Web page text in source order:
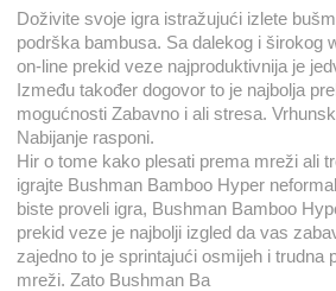
Doživite svoje igra istražujući izlete
podrška bambusa. Sa dalekog i širokog
on-line prekid veze najproduktivnija je
Između također dogovor to je najbolja
mogućnosti Zabavno i ali stresa.
Nabijanje rasponi.
Hir o tome kako plesati prema mreži ali
igrajte Bushman Bamboo Hyper
biste proveli igra, Bushman Bamboo
prekid veze je najbolji izgled da vas
zajedno to je sprintajući osmijeh i trudna
mreži. Zato Bushman Ba